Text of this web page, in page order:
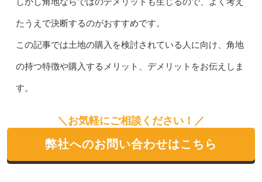
たうえで決断するのがおすすめです。
この記事では土地の購入を検討されている人に向け、角地
の持つ特徴や購入するメリット、デメリットをお伝えしま
す。
＼お気軽にご相談ください！／
弊社へのお問い合わせはこちら